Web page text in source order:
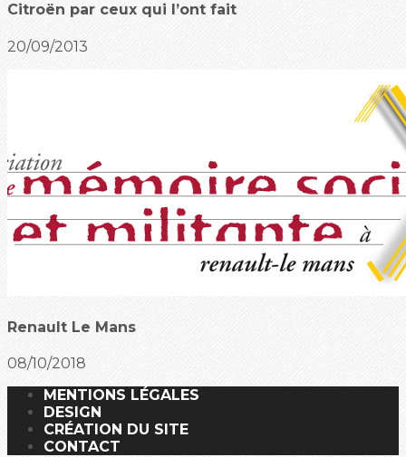
Citroën par ceux qui l’ont fait
20/09/2013
Renault Le Mans
08/10/2018
MENTIONS LÉGALES
DESIGN
CRÉATION DU SITE
CONTACT